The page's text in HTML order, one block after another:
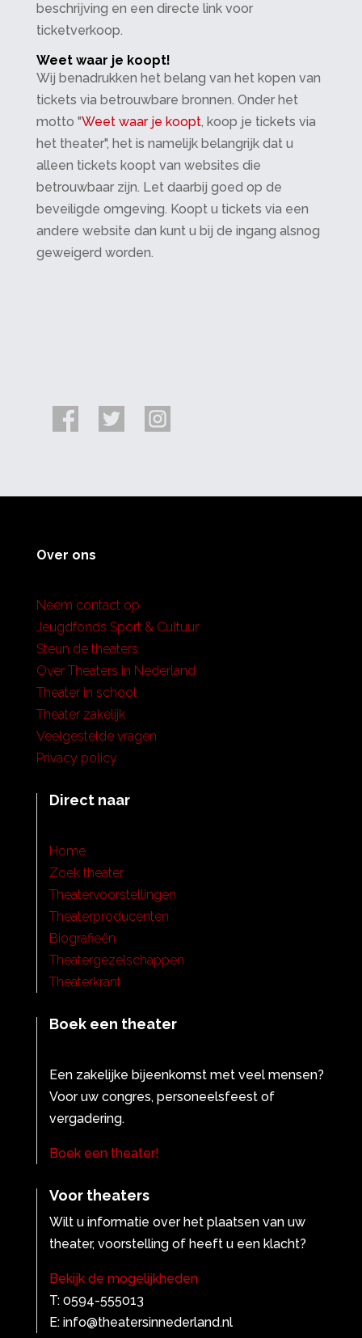
beschrijving en een directe link voor
ticketverkoop.
Weet waar je koopt!
Wij benadrukken het belang van het kopen van
tickets via betrouwbare bronnen. Onder het
motto "Weet waar je koopt, koop je tickets via
het theater", het is namelijk belangrijk dat u
alleen tickets koopt van websites die
betrouwbaar zijn. Let daarbij goed op de
beveiligde omgeving. Koopt u tickets via een
andere website dan kunt u bij de ingang alsnog
geweigerd worden.
Over ons
Neem contact op
Jeugdfonds Sport & Cultuur
Steun de theaters
Over Theaters in Nederland
Theater in school
Theater zakelijk
Veelgestelde vragen
Privacy policy
Direct naar
Home
Zoek theater
Theatervoorstellingen
Theaterproducenten
Biografieën
Theatergezelschappen
Theaterkrant
Boek een theater
Een zakelijke bijeenkomst met veel mensen?
Voor uw congres, personeelsfeest of
vergadering.
Boek een theater!
Voor theaters
Wilt u informatie over het plaatsen van uw
theater, voorstelling of heeft u een klacht?
Bekijk de mogelijkheden
T: 0594-555013
E: info@theatersinnederland.nl